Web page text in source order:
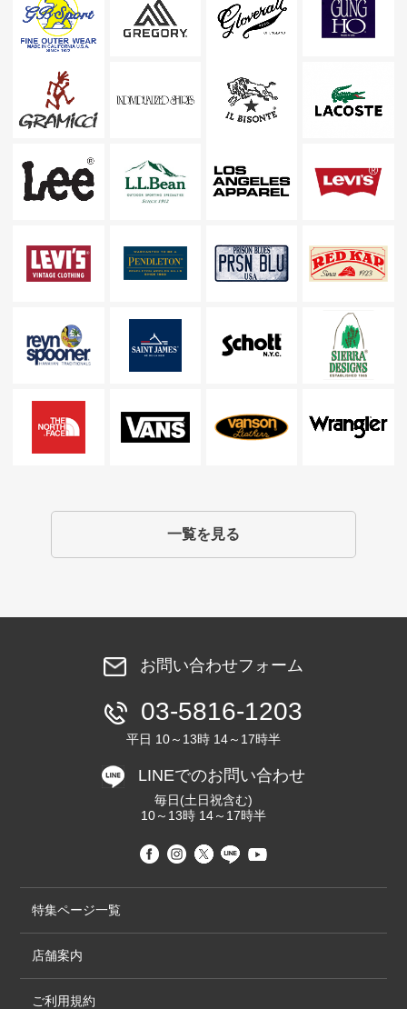
一覧を見る
お問い合わせフォーム
03-5816-1203
平日 10～13時 14～17時半
LINEでのお問い合わせ
毎日(土日祝含む)
10～13時 14～17時半
特集ページ一覧
店舗案内
ご利用規約